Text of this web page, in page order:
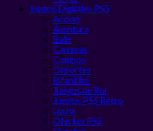
Juegos Digitales PS5
Accion
Aventura
Baile
Carreras
Combos
Deportes
Infantiles
Juegos de Rol
Juegos PS5 Retro
Lucha
Ofertas PS5